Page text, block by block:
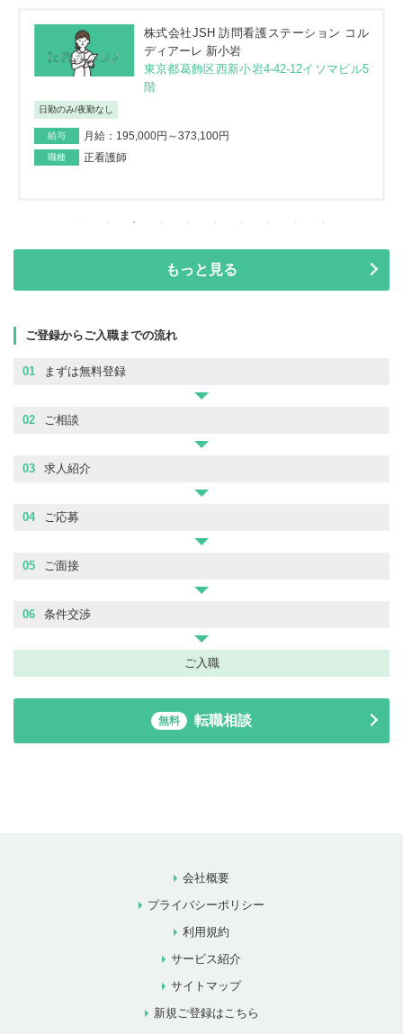
株式会社JSH 訪問看護ステーション コル
ディアーレ 新小岩
東京都葛飾区西新小岩4-42-12イソマビル5
階
日勤のみ/夜勤なし
給与 月給：195,000円～373,100円
職種 正看護師
もっと見る
ご登録からご入職までの流れ
01 まずは無料登録
02 ご相談
03 求人紹介
04 ご応募
05 ご面接
06 条件交渉
ご入職
無料 転職相談
会社概要
プライバシーポリシー
利用規約
サービス紹介
サイトマップ
新規ご登録はこちら